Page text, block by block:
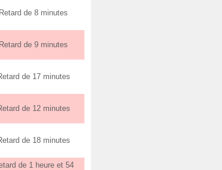
Retard de 8 minutes
Retard de 9 minutes
de 17 minutes
de 12 minutes
de 18 minutes
de 1 heure et 54